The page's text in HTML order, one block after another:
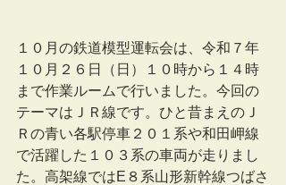
１０月の鉄道模型運転会は、令和７年
１０月２６日（日）１０時から１４時
まで作業ルームで行いました。今回の
テーマはＪＲ線です。ひと昔まえのＪ
Ｒの青い各駅停車２０１系や和田岬線
で活躍した１０３系の車両が走りまし
た。高架線ではE８系山形新幹線つばさ